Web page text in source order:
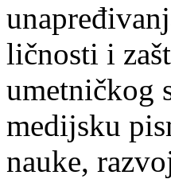
ličnosti i
umetničkog
medijsku
nauke,